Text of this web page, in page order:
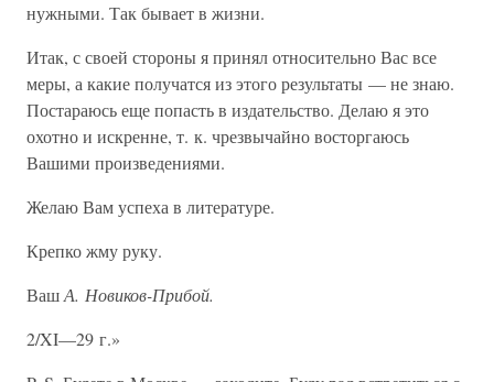
нужными. Так бывает в жизни.
Итак, с своей стороны я принял относительно Вас все
меры, а какие получатся из этого результаты — не знаю.
Постараюсь еще попасть в издательство. Делаю я это
охотно и искренне, т. к. чрезвычайно восторгаюсь
Вашими произведениями.
Желаю Вам успеха в литературе.
Крепко жму руку.
ВашА. Новиков-Прибой.
2/XI—29 г.»